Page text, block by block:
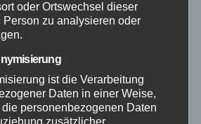
und ist mit einer Vielzahl von
verschiedener
Traglast von 20 kg: Der
kann bis zu 20 kg Gewicht
ausreichend Platz für Ihre
oder Ortswechsel dieser
Person zu analysieren oder
ist die Verarbeitung
Daten in einer Weise,
personenbezogenen Daten